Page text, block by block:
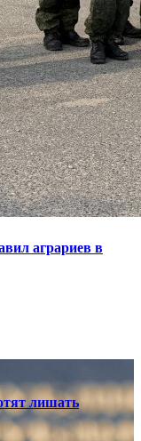
аграриев в
лишать